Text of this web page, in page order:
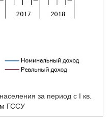
за период с I кв.
ГССУ